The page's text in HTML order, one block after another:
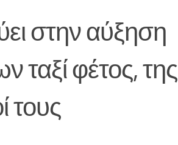
στην αύξηση
φέτος, της
τους